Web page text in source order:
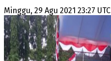
Minggu, 29 Agu 2021 23:27 UTC